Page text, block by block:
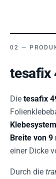
tesafix
Die tesafix
Klebesystem
Breite von 9
einer Dicke
Durch die